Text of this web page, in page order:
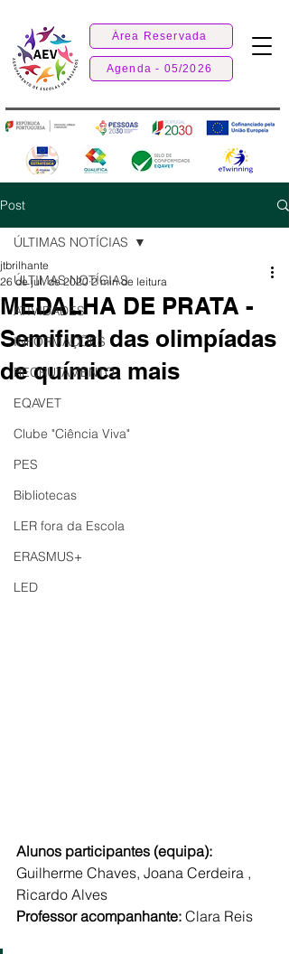
Área Reservada
Agenda - 05/2026
Post
ÚLTIMAS NOTÍCIAS
ATIVIDADES
INFORMAÇÕES
RECRUTAMENTO
EQAVET
Clube "Ciência Viva"
PES
Bibliotecas
LER fora da Escola
ERASMUS+
LED
ÚLTIMAS NOTÍCIAS
MEDALHA DE PRATA -
Semifinal das olimpíadas
de química mais
jtbrilhante
26 de jul. de 2020 2 min de leitura
Alunos participantes (equipa):
Guilherme Chaves, Joana Cerdeira ,
Ricardo Alves
Professor acompanhante: Clara Reis